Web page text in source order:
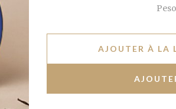
AJOUTER À LA